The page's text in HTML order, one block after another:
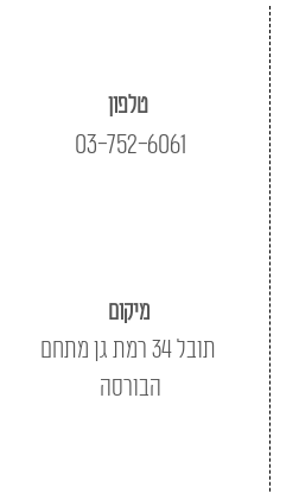
טלפון
03-752-6061
מיקום
תובל 34 רמת גן מתחם
הבורסה